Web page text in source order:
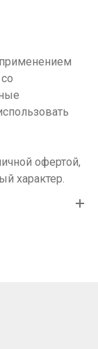
офертой,
характер.